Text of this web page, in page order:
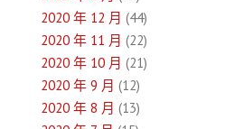
2020 年 12 月 (44)
2020 年 11 月 (22)
2020 年 10 月 (21)
2020 年 9 月 (12)
2020 年 8 月 (13)